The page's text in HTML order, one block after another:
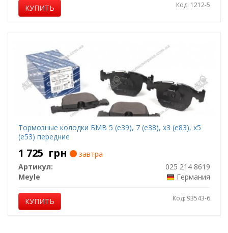
КУПИТЬ Код: 1212-5
Тормозные колодки БМВ 5 (е39), 7 (е38), х3 (е83), х5
(е53) передние
1 725 грн
завтра
Артикул:
025 214 8619
Meyle
Германия
КУПИТЬ Код: 93543-6